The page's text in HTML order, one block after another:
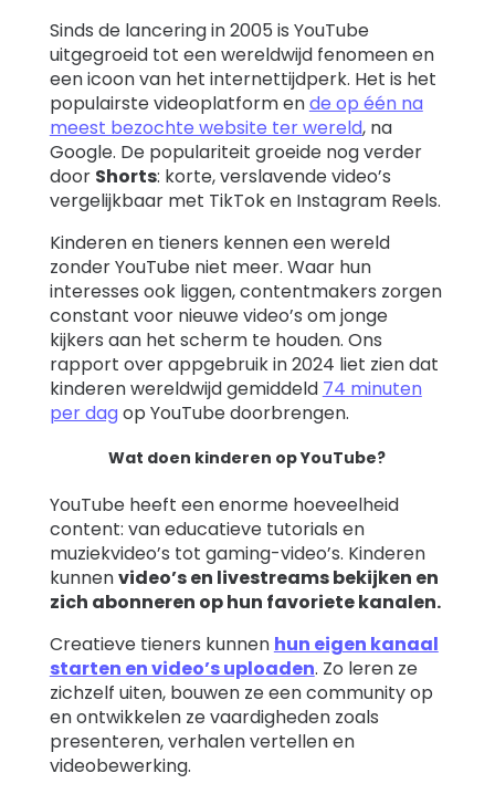
Familieverhalen
Inloggen Registreren
Sinds de lancering in 2005 is YouTube
uitgegroeid tot een wereldwijd fenomeen en
een icoon van het internettijdperk. Het is het
populairste videoplatform ende op één na
meest bezochte website ter wereld, na
Google. De populariteit groeide nog verder
door Shorts: korte, verslavende video’s
vergelijkbaar met TikTok en Instagram Reels.
Kinderen en tieners kennen een wereld
zonder YouTube niet meer. Waar hun
interesses ook liggen, contentmakers zorgen
constant voor nieuwe video’s om jonge
kijkers aan het scherm te houden. Ons
rapport over appgebruik in 2024 liet zien dat
kinderen wereldwijd gemiddeld 74 minuten
per dag op YouTube doorbrengen.
Wat doen kinderen op YouTube?
YouTube heeft een enorme hoeveelheid
content: van educatieve tutorials en
muziekvideo’s tot gaming-video’s. Kinderen
kunnenvideo’s en livestreams bekijken en
zich abonneren op hun favoriete kanalen.
Creatieve tieners kunnen hun eigen kanaal
starten en video’s uploaden. Zo leren ze
zichzelf uiten, bouwen ze een community op
en ontwikkelen ze vaardigheden zoals
presenteren, verhalen vertellen en
videobewerking.